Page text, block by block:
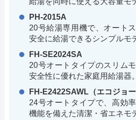
PH-2015A
20号給湯専用機で、オート
安全に給湯できるシンプルモ
FH-SE2024SA
20号オートタイプのスリム
安全性に優れた家庭用給湯器。
FH-E2422SAWL（エコジョー
24号オートタイプで、高効
機能を備えた清潔・省エネモ